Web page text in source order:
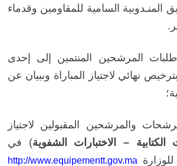
السامية للمقاومين وقدماء
المرشحين المنتمين إلى إحدى
نهائي لاجتياز المباراة وببيان عن
والمرشحين المقبولين لاجتياز
الكتابية – الاختبارات الشفوية) في
للوزارةhttp://www.equipementt.gov.ma